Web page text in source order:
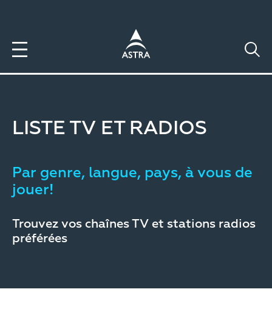
principal
LISTE TV ET RADIOS
Par genre, langue, pays, à vous de
jouer!
Trouvez vos chaînes TV et stations radios
préférées